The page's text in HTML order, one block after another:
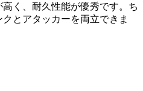
く、耐久性能が優秀です。ち
とアタッカーを両立できま